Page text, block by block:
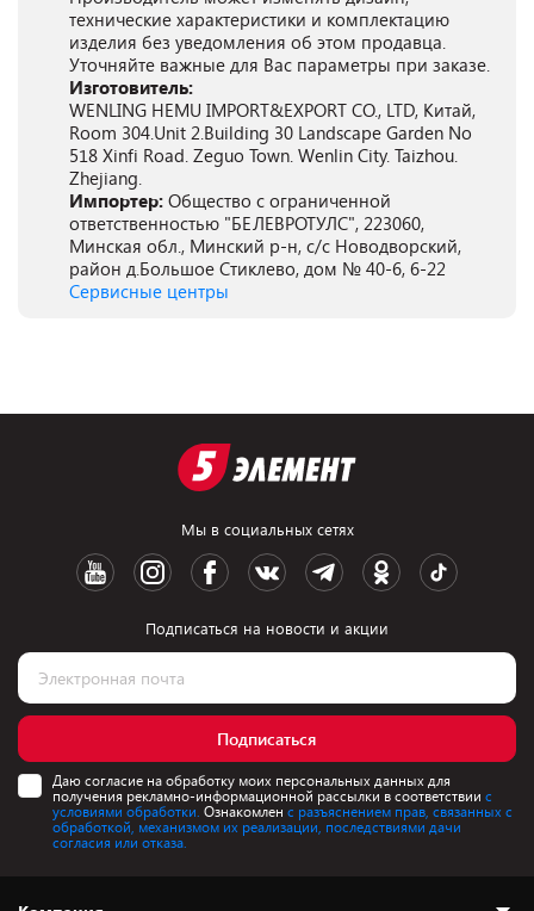
технические характеристики и комплектацию
изделия без уведомления об этом продавца.
Уточняйте важные для Вас параметры при заказе.
Изготовитель:
WENLING HEMU IMPORT&EXPORT CO., LTD, Китай,
Room 304.Unit 2.Building 30 Landscape Garden No
518 Xinfi Road. Zeguo Town. Wenlin City. Taizhou.
Zhejiang.
Импортер: Общество с ограниченной
ответственностью "БЕЛЕВРОТУЛС", 223060,
Минская обл., Минский р-н, с/с Новодворский,
район д.Большое Стиклево, дом № 40-6, 6-22
Сервисные центры
Мы в социальных сетях
Подписаться на новости и акции
Подписаться
Даю согласие на обработку моих персональных данных для
получения рекламно-информационной рассылки в соответствии с
условиями обработки. Ознакомлен с разъяснением прав, связанных с
обработкой, механизмом их реализации, последствиями дачи
согласия или отказа.